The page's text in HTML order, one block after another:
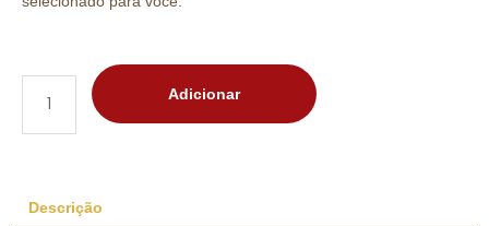
Adicionar
Descrição